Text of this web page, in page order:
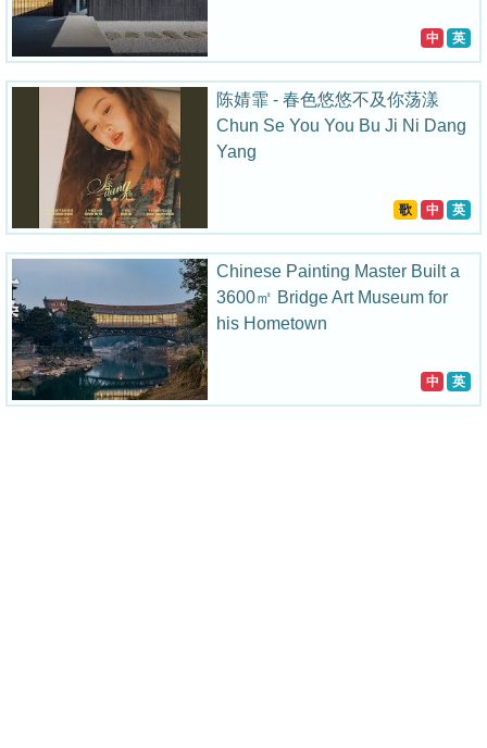
中 英
陈婧霏 - 春色悠悠不及你荡漾
Chun Se You You Bu Ji Ni Dang
Yang
歌 中 英
Chinese Painting Master Built a
3600㎡ Bridge Art Museum for
his Hometown
中 英